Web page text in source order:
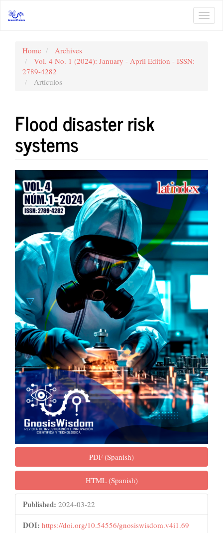
Navigation
Sidebar
Home
Archives
Vol. 4 No. 1 (2024): January - April Edition - ISSN:
2789-4282
Artículos
Flood disaster risk
systems
Article
Sidebar
PDF (Spanish)
HTML (Spanish)
Published: 2024-03-22
DOI: https://doi.org/10.54556/gnosiswisdom.v4i1.69